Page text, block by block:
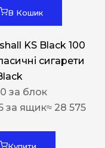
В Кошик
KS Black 100
сигарети
за блок
за ящик≈ 28 575